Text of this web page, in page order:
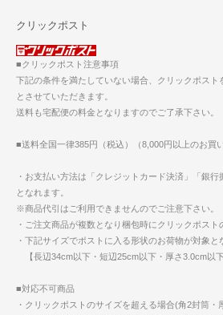
クリックポスト
■クリックポスト注意事項
下記の条件を満たしていない場合、クリックポスト
とさせていただきます。
送料も宅配便の料金となりますのでご了承下さい。
■送料全国一律385円（税込）（8,000円以上のお買
・お支払い方法は「クレジットカード決済」「銀
となれます。
※商品代引はご利用できませんのでご注意下さい。
・ご注文商品が複数となり梱包時にクリックポスト
・下記サイズでポストに入る形状のお荷物が対象と
【長辺34cm以下・短辺25cm以下・厚さ3.0cm以下
■対応不可商品
・クリックポストのサイズを超える場合(角2封筒・